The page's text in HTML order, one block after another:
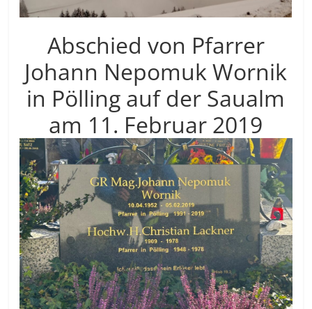
Abschied von Pfarrer
Johann Nepomuk Wornik
in Pölling auf der Saualm
am 11. Februar 2019